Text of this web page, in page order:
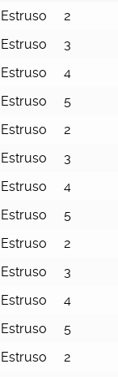
Gradino
Gradini
n.
Estruso 2
Estruso 3
Estruso 4
Estruso 5
Estruso 2
Estruso 3
Estruso 4
Estruso 5
Estruso 2
Estruso 3
Estruso 4
Estruso 5
Estruso 2